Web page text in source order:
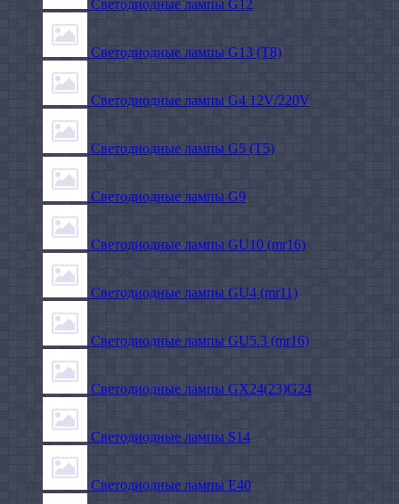
Светодиодные лампы G12
Светодиодные лампы G13 (T8)
Светодиодные лампы G4 12V/220V
Светодиодные лампы G5 (T5)
Светодиодные лампы G9
Светодиодные лампы GU10 (mr16)
Светодиодные лампы GU4 (mr11)
Светодиодные лампы GU5.3 (mr16)
Светодиодные лампы GX24(23)G24
Светодиодные лампы S14
Светодиодные лампы Е40